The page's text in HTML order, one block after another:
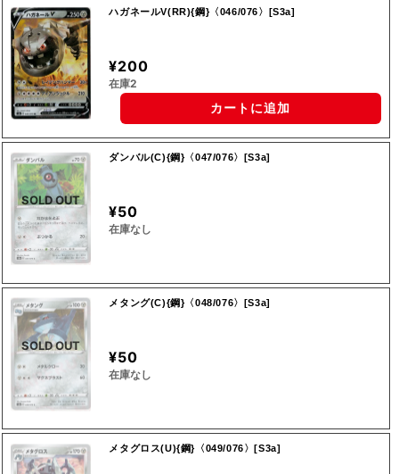
ハガネールV(RR){鋼}〈046/076〉[S3a]
¥200
在庫2
カートに追加
SOLD OUT
ダンバル(C){鋼}〈047/076〉[S3a]
¥50
在庫なし
SOLD OUT
メタング(C){鋼}〈048/076〉[S3a]
¥50
在庫なし
メタグロス(U){鋼}〈049/076〉[S3a]